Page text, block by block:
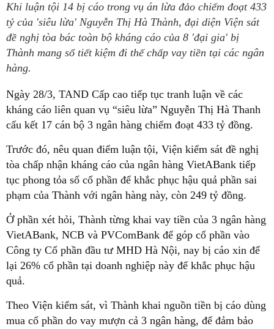
Khi luận tội 14 bị cáo trong vụ án lừa đảo chiếm đoạt 433
tỷ của 'siêu lừa' Nguyễn Thị Hà Thành, đại diện Viện sát
đề nghị tòa bác toàn bộ kháng cáo của 8 'đại gia' bị
Thành mang sổ tiết kiệm đi thế chấp vay tiền tại các ngân
hàng.
Ngày 28/3, TAND Cấp cao tiếp tục tranh luận về các
kháng cáo liên quan vụ “siêu lừa” Nguyễn Thị Hà Thanh
cấu kết 17 cán bộ 3 ngân hàng chiếm đoạt 433 tỷ đồng.
Trước đó, nêu quan điểm luận tội, Viện kiểm sát đề nghị
tòa chấp nhận kháng cáo của ngân hàng VietABank tiếp
tục phong tỏa số cổ phần để khắc phục hậu quả phần sai
phạm của Thành với ngân hàng này, còn 249 tỷ đồng.
Ở phần xét hỏi, Thành từng khai vay tiền của 3 ngân hàng
VietABank, NCB và PVComBank để góp cổ phần vào
Công ty Cổ phần đầu tư MHD Hà Nội, nay bị cáo xin để
lại 26% cổ phần tại doanh nghiệp này để khắc phục hậu
quả.
Theo Viện kiểm sát, vì Thành khai nguồn tiền bị cáo dùng
mua cổ phần do vay mượn cả 3 ngân hàng, để đảm bảo